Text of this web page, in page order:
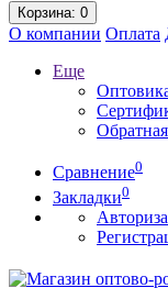
Корзина: 0
О компании Оплата
Еще
Сравнение0
Закладки0